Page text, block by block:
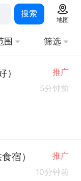
搜索
地图
围 筛选
推广
5分钟前
宿） 推广
10分钟前